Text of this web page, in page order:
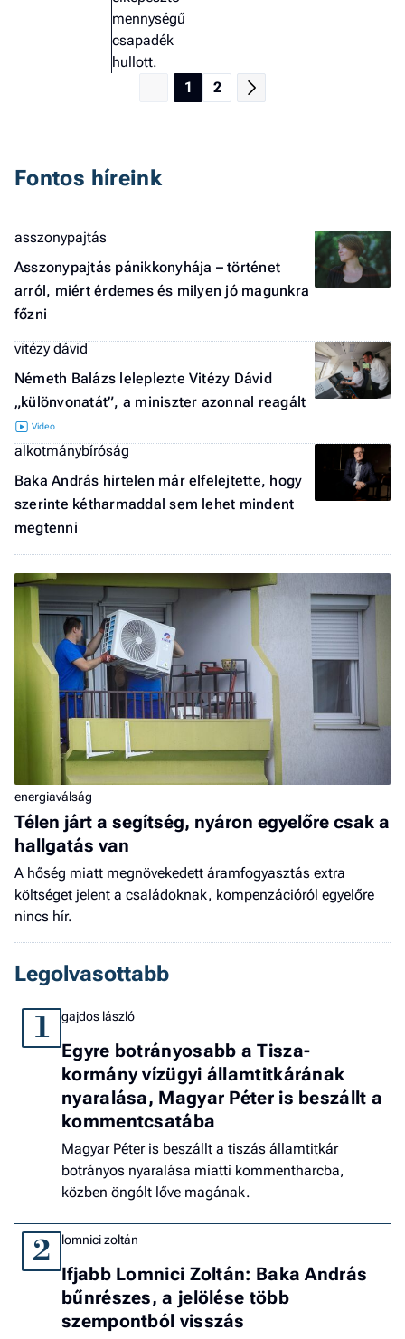
mennységű
csapadék
hullott.
1
2
Fontos híreink
asszonypajtás
Asszonypajtás pánikkonyhája – történet
arról, miért érdemes és milyen jó magunkra
főzni
vitézy dávid
Németh Balázs leleplezte Vitézy Dávid
„különvonatát”, a miniszter azonnal reagált
alkotmánybíróság
Baka András hirtelen már elfelejtette, hogy
szerinte kétharmaddal sem lehet mindent
megtenni
energiaválság
Télen járt a segítség, nyáron egyelőre csak a
hallgatás van
A hőség miatt megnövekedett áramfogyasztás extra
költséget jelent a családoknak, kompenzációról egyelőre
nincs hír.
Legolvasottabb
1 gajdos lászló
Egyre botrányosabb a Tisza-
kormány vízügyi államtitkárának
nyaralása, Magyar Péter is beszállt a
kommentcsatába
Magyar Péter is beszállt a tiszás államtitkár
botrányos nyaralása miatti kommentharcba,
közben öngólt lőve magának.
2 lomnici zoltán
Ifjabb Lomnici Zoltán: Baka András
bűnrészes, a jelölése több
szempontból visszás